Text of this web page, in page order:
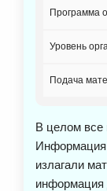
Программа
Уровень
Подача
В целом все
Информация
излагали
информация